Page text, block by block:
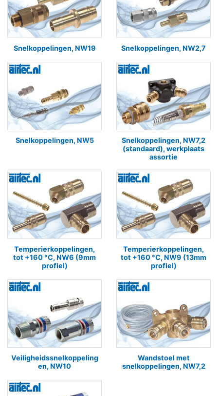
Snelkoppelingen, NW19 Snelkoppelingen, NW2,7
Snelkoppelingen, NW5
Snelkoppelingen, NW7,2
(standaard), werkplaats
assortie
Temperierkoppelingen,
tot +160 °C, NW6 (9mm
profiel)
Temperierkoppelingen,
tot +160 °C, NW9 (13mm
profiel)
Veiligheidssnelkoppeling
en, NW10
Wandstoel met
snelkoppelingen, NW7,2